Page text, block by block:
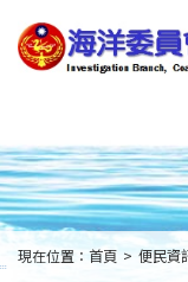
到
主
要
to
main
content
:::
現在位置： 首頁 > 便民資